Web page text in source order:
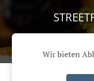
Wir bieten